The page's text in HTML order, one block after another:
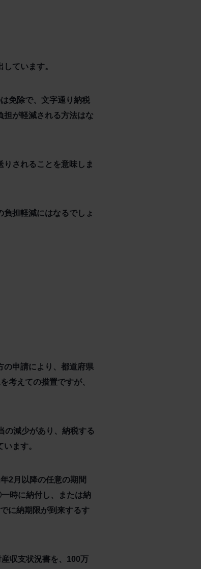
ています。
免除で、文字通り納税
担が軽減される方法はな
されることを意味しま
担軽減にはなるでしょ
の申請により、都道府県
考えての措置ですが、
の減少があり、納税する
ます。
2月以降の任意の期間
時に納付し、または納
に納期限が到来するす
収支状況書を、100万